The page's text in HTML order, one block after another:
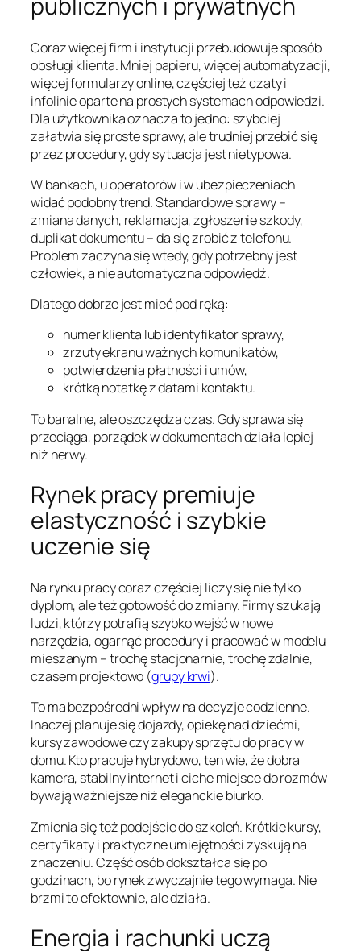
Coraz więcej firm i instytucji przebudowuje sposób
obsługi klienta. Mniej papieru, więcej automatyzacji,
więcej formularzy online, częściej też czaty i
infolinie oparte na prostych systemach odpowiedzi.
Dla użytkownika oznacza to jedno: szybciej
załatwia się proste sprawy, ale trudniej przebić się
przez procedury, gdy sytuacja jest nietypowa.
W bankach, u operatorów i w ubezpieczeniach
widać podobny trend. Standardowe sprawy –
zmiana danych, reklamacja, zgłoszenie szkody,
duplikat dokumentu – da się zrobić z telefonu.
Problem zaczyna się wtedy, gdy potrzebny jest
człowiek, a nie automatyczna odpowiedź.
Dlatego dobrze jest mieć pod ręką:
numer klienta lub identyfikator sprawy,
zrzuty ekranu ważnych komunikatów,
potwierdzenia płatności i umów,
krótką notatkę z datami kontaktu.
To banalne, ale oszczędza czas. Gdy sprawa się
przeciąga, porządek w dokumentach działa lepiej
niż nerwy.
Rynek pracy premiuje
elastyczność i szybkie
uczenie się
Na rynku pracy coraz częściej liczy się nie tylko
dyplom, ale też gotowość do zmiany. Firmy szukają
ludzi, którzy potrafią szybko wejść w nowe
narzędzia, ogarnąć procedury i pracować w modelu
mieszanym – trochę stacjonarnie, trochę zdalnie,
czasem projektowo (grupy krwi).
To ma bezpośredni wpływ na decyzje codzienne.
Inaczej planuje się dojazdy, opiekę nad dziećmi,
kursy zawodowe czy zakupy sprzętu do pracy w
domu. Kto pracuje hybrydowo, ten wie, że dobra
kamera, stabilny internet i ciche miejsce do rozmów
bywają ważniejsze niż eleganckie biurko.
Zmienia się też podejście do szkoleń. Krótkie kursy,
certyfikaty i praktyczne umiejętności zyskują na
znaczeniu. Część osób dokształca się po
godzinach, bo rynek zwyczajnie tego wymaga. Nie
brzmi to efektownie, ale działa.
Energia i rachunki uczą